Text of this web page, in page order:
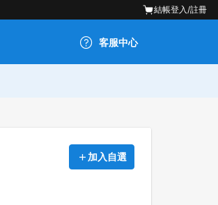
結帳登入/註冊
客服中心
加入自選